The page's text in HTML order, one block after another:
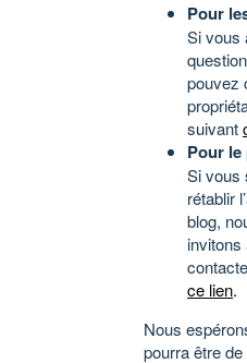
Pour
Si vous
pouvez
suivant
Pour
Si vous
rétablir
blog,
invitons
ce lien.
Nous
pourra être